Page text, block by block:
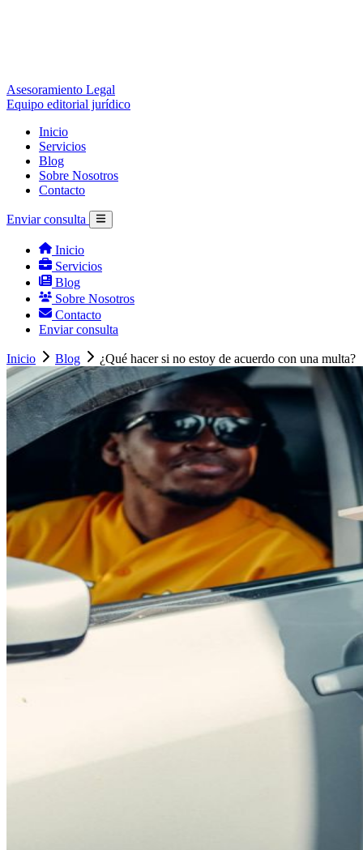
Asesoramiento Legal
Equipo editorial jurídico
Inicio
Servicios
Blog
Sobre Nosotros
Contacto
Enviar consulta
Inicio
Servicios
Blog
Sobre Nosotros
Contacto
Enviar consulta
Inicio Blog ¿Qué hacer si no estoy de acuerdo con una multa?